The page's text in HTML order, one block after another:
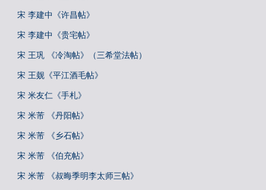
宋 李建中《许昌帖》
宋 李建中《贵宅帖》
宋 王巩 《冷淘帖》（三希堂法帖）
宋 王觌《平江酒毛帖》
宋 米友仁《手札》
宋 米芾 《丹阳帖》
宋 米芾 《乡石帖》
宋 米芾 《伯充帖》
宋 米芾 《叔晦季明李太师三帖》